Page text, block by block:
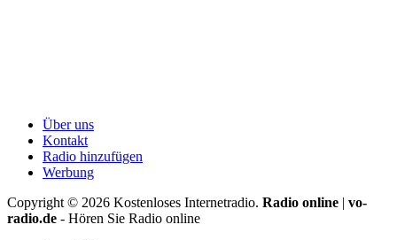
Über uns
Kontakt
Radio hinzufügen
Werbung
Copyright © 2026 Kostenloses Internetradio. Radio online | vo-
radio.de - Hören Sie Radio online